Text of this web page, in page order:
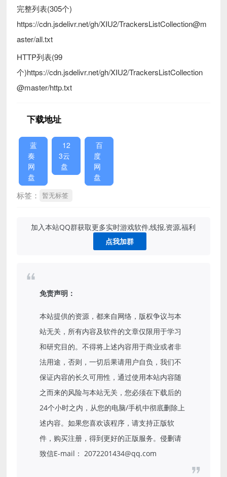
完整列表(305个)
https://cdn.jsdelivr.net/gh/XIU2/TrackersListCollection@m
aster/all.txt
HTTP列表(99
个)https://cdn.jsdelivr.net/gh/XIU2/TrackersListCollection
@master/http.txt
下载地址
蓝
奏
网
盘
12
3云
盘
百
度
网
盘
标签： 暂无标签
加入本站QQ群获取更多实时游戏软件,线报,资源,福利
点我加群
免责声明：
本站提供的资源，都来自网络，版权争议与本
站无关，所有内容及软件的文章仅限用于学习
和研究目的。不得将上述内容用于商业或者非
法用途，否则，一切后果请用户自负，我们不
保证内容的长久可用性，通过使用本站内容随
之而来的风险与本站无关，您必须在下载后的
24个小时之内，从您的电脑/手机中彻底删除上
述内容。如果您喜欢该程序，请支持正版软
件，购买注册，得到更好的正版服务。侵删请
致信E-mail： 2072201434@qq.com